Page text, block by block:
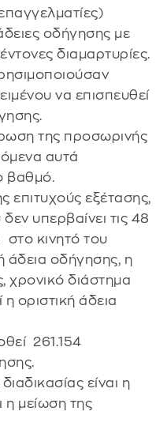
οδήγησης με
διαμαρτυρίες.
να επισπευθεί
της προσωρινής
αυτά
βαθμό.
επιτυχούς εξέτασης,
υπερβαίνει τις 48
κινητό του
άδεια οδήγησης, η
χρονικό διάστημα
οριστική άδεια
261.154
είναι η
η μείωση της